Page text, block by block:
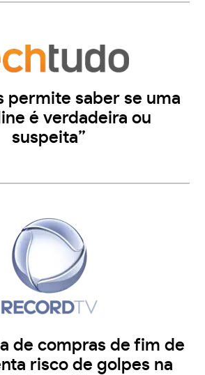
permite saber se uma
é verdadeira ou
suspeita”
de compras de fim de
risco de golpes na